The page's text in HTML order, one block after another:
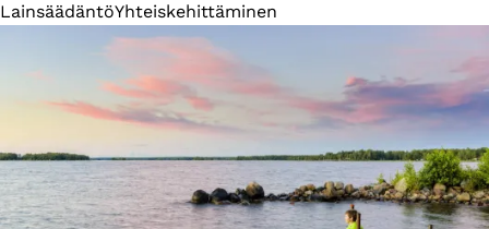
LainsäädäntöYhteiskehittäminen